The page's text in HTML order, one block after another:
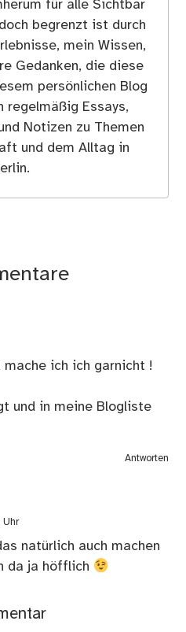
für alle Sichtbar
begrenzt ist durch
mein Wissen,
Gedanken, die diese
persönlichen Blog
regelmäßig Essays,
Notizen zu Themen
und dem Alltag in
ich ich garnicht !
und in meine Blogliste
Antworten
Uhr
natürlich auch machen
da ja höfflich